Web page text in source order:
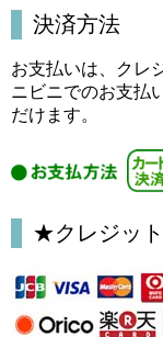
決済方法
お支払いは、クレ
ニビニでのお支払
だけます。
★クレジット